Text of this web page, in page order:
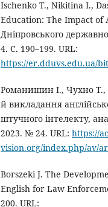
Ischenko T., Nikitina I.,
Education: The Impact
Дніпровського
4. С. 190–199. URL:
https://er.dduvs.edu.ua/
Романишин І., Чухно Т.,
й викладання
штучного інтелекту,
2023. № 24. URL: https://
vision.org/index.php/av/
Borszeki J. The
English for Law
200. URL: